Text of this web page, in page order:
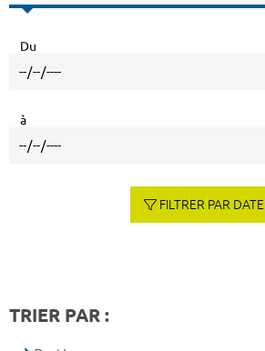
Du
à
FILTRER PAR DATE
TRIER PAR :